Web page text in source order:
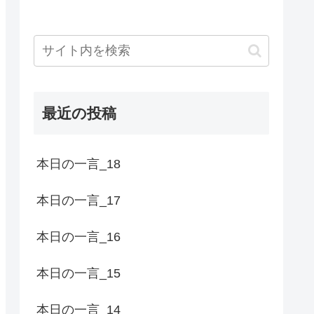
最近の投稿
本日の一言_18
本日の一言_17
本日の一言_16
本日の一言_15
本日の一言_14